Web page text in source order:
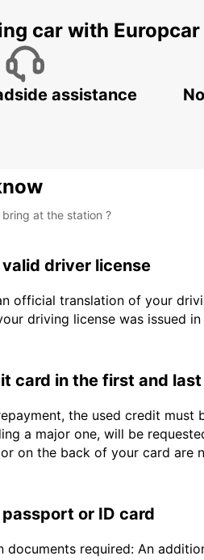
car with Europcar
assistance
at the station ?
valid driver license
official translation of your
driving license was issued
card in the first and
the used credit must
a major one, will be
on the back of your card are
passport or ID card
documents required: An